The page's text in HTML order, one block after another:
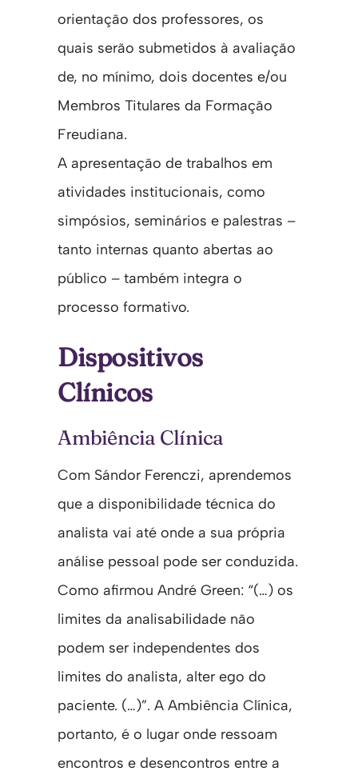
orientação dos professores, os
quais serão submetidos à avaliação
de, no mínimo, dois docentes e/ou
Membros Titulares da Formação
Freudiana.
A apresentação de trabalhos em
atividades institucionais, como
simpósios, seminários e palestras –
tanto internas quanto abertas ao
público – também integra o
processo formativo.
Dispositivos
Clínicos
Ambiência Clínica
Com Sándor Ferenczi, aprendemos
que a disponibilidade técnica do
analista vai até onde a sua própria
análise pessoal pode ser conduzida.
Como afirmou André Green: “(…) os
limites da analisabilidade não
podem ser independentes dos
limites do analista, alter ego do
paciente. (…)”. A Ambiência Clínica,
portanto, é o lugar onde ressoam
encontros e desencontros entre a